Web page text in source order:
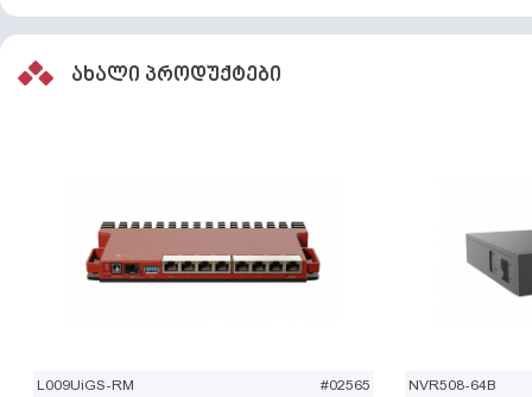
ახალი პროდუქტები
L009UiGS-RM #02565 NVR508-64B